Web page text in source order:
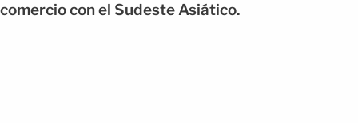
comercio con el Sudeste Asiático.